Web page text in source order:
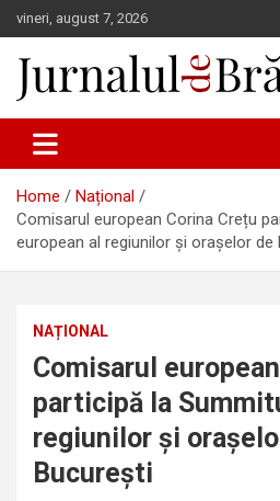
Skip
to
content
vineri, august 7, 2026
Jurnalul de Brăila
Home
Național
Comisarul european Corina Crețu
european al regiunilor și orașelor de
NAȚIONAL
Comisarul
participă la
regiunilor și
București